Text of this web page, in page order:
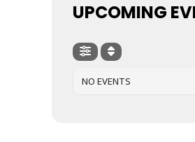
UPCOMING
NO EVENTS